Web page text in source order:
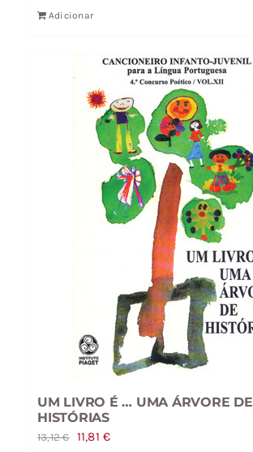
era:
Adicionar
UM LIVRO É … UMA ÁRVORE DE
HISTÓRIAS
13,12€
O
11,81€O